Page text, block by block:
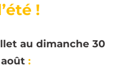
!
au dimanche 30
août :